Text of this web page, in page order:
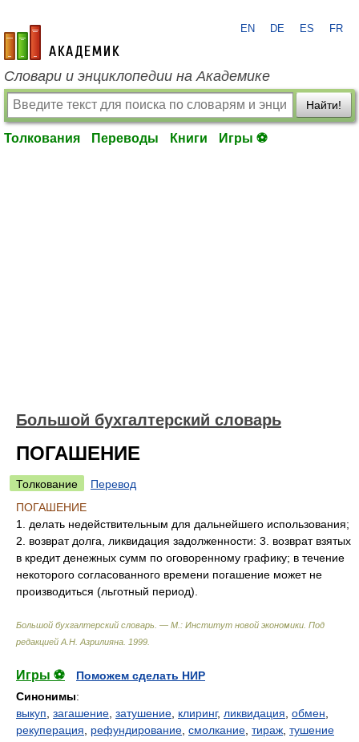
academic.ru
EN DE ES FR
Словари и энциклопедии на Академике
Найти!
Толкования Переводы Книги Игры ⚽
Большой бухгалтерский словарь
ПОГАШЕНИЕ
Толкование
Перевод
ПОГАШЕНИЕ
1. делать недействительным для дальнейшего использования;
2. возврат долга, ликвидация задолженности: 3. возврат взятых
в кредит денежных сумм по оговоренному графику; в течение
некоторого согласованного времени погашение может не
производиться (льготный период).
Большой бухгалтерский словарь. — М.: Институт новой экономики Под
редакцией А.Н. Азрилияна 1999
Игры ⚽
Поможем сделать НИР
Синонимы:
выкуп загашение затушение клиринг, ликвидация обмен
рекуперация
рефундирование смолкание тираж тушение